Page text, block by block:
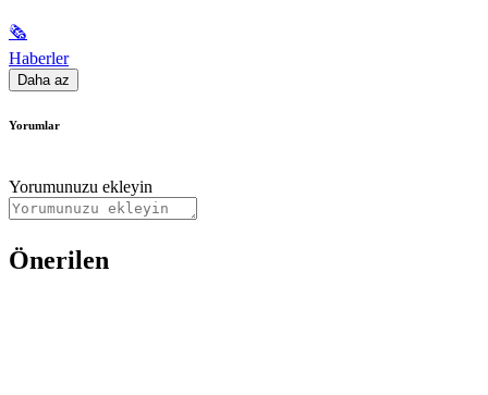
🗞
Haberler
Daha az
Yorumlar
Yorumunuzu ekleyin
Önerilen